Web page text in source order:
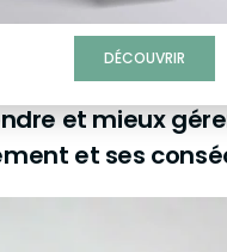
en
et mieux
et ses
DÉCOUVRIR